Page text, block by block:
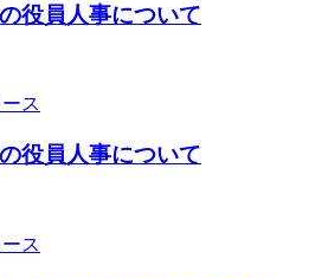
役員人事について
ス
役員人事について
ス